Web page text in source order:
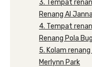
3. Tempat
Renang Al
4. Tempat
Renang Pola
5. Kolam
Merlynn Park